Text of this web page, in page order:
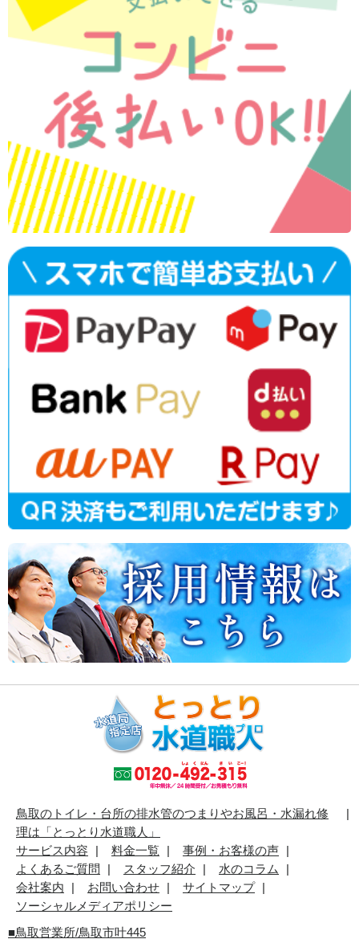
鳥取のトイレ・台所の排水管のつまりやお風呂・水漏れ修
理は「とっとり水道職人」
サービス内容
料金一覧
事例・お客様の声
よくあるご質問
スタッフ紹介
水のコラム
会社案内
お問い合わせ
サイトマップ
ソーシャルメディアポリシー
■鳥取営業所/鳥取市叶445